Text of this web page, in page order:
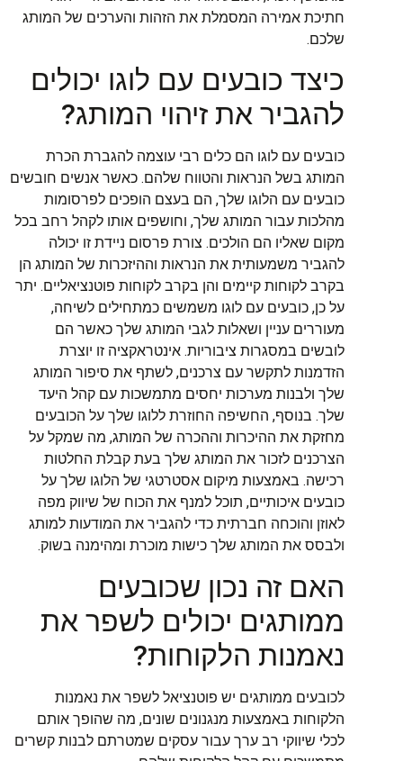
חתיכת אמירה המסמלת את הזהות והערכים של המותג
שלכם.
כיצד כובעים עם לוגו יכולים
להגביר את זיהוי המותג?
כובעים עם לוגו הם כלים רבי עוצמה להגברת הכרת
המותג בשל הנראות והטווח שלהם. כאשר אנשים חובשים
כובעים עם הלוגו שלך, הם בעצם הופכים לפרסומות
מהלכות עבור המותג שלך, וחושפים אותו לקהל רחב בכל
מקום שאליו הם הולכים. צורת פרסום ניידת זו יכולה
להגביר משמעותית את הנראות וההיזכרות של המותג הן
בקרב לקוחות קיימים והן בקרב לקוחות פוטנציאליים. יתר
על כן, כובעים עם לוגו משמשים כמתחילים לשיחה,
מעוררים עניין ושאלות לגבי המותג שלך כאשר הם
לובשים במסגרות ציבוריות. אינטראקציה זו יוצרת
הזדמנות לתקשר עם צרכנים, לשתף את סיפור המותג
שלך ולבנות מערכות יחסים מתמשכות עם קהל היעד
שלך. בנוסף, החשיפה החוזרת ללוגו שלך על הכובעים
מחזקת את ההיכרות וההכרה של המותג, מה שמקל על
הצרכנים לזכור את המותג שלך בעת קבלת החלטות
רכישה. באמצעות מיקום אסטרטגי של הלוגו שלך על
כובעים איכותיים, תוכל למנף את הכוח של שיווק מפה
לאוזן והוכחה חברתית כדי להגביר את המודעות למותג
ולבסס את המותג שלך כישות מוכרת ומהימנה בשוק.
האם זה נכון שכובעים
ממותגים יכולים לשפר את
נאמנות הלקוחות?
לכובעים ממותגים יש פוטנציאל לשפר את נאמנות
הלקוחות באמצעות מנגנונים שונים, מה שהופך אותם
לכלי שיווקי רב ערך עבור עסקים שמטרתם לבנות קשרים